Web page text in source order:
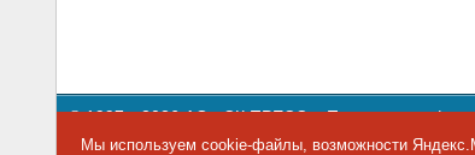
© 1997—2026 АО «СК ПРЕСС».Политика
109147 г. Москва, ул. Марксистская, 34,
Мы используем cookie-файлы, возможности